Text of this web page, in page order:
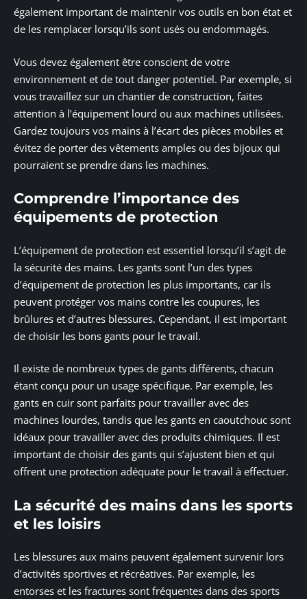
également important de maintenir vos outils en bon état et
de les remplacer lorsqu’ils sont usés ou endommagés.
Vous devez également être conscient de votre
environnement et de tout danger potentiel. Par exemple, si
vous travaillez sur un chantier de construction, faites
attention à l’équipement lourd ou aux machines utilisées.
Gardez toujours vos mains à l’écart des pièces mobiles et
évitez de porter des vêtements amples ou des bijoux qui
pourraient se prendre dans les machines.
Comprendre l’importance des
équipements de protection
L’équipement de protection est essentiel lorsqu’il s’agit de
la sécurité des mains. Les gants sont l’un des types
d’équipement de protection les plus importants, car ils
peuvent protéger vos mains contre les coupures, les
brûlures et d’autres blessures. Cependant, il est important
de choisir les bons gants pour le travail.
Il existe de nombreux types de gants différents, chacun
étant conçu pour un usage spécifique. Par exemple, les
gants en cuir sont parfaits pour travailler avec des
machines lourdes, tandis que les gants en caoutchouc sont
idéaux pour travailler avec des produits chimiques. Il est
important de choisir des gants qui s’ajustent bien et qui
offrent une protection adéquate pour le travail à effectuer.
La sécurité des mains dans les sports
et les loisirs
Les blessures aux mains peuvent également survenir lors
d’activités sportives et récréatives. Par exemple, les
entorses et les fractures sont fréquentes dans des sports